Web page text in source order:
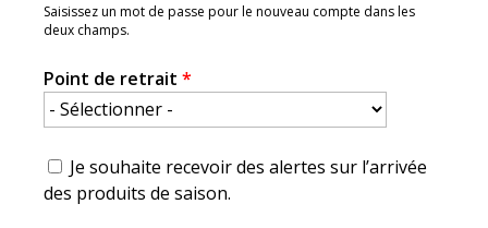
Saisissez un mot de passe pour le nouveau compte dans les
deux champs.
Point de retrait *
Je souhaite recevoir des alertes sur l’arrivée
des produits de saison.